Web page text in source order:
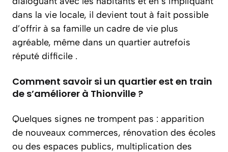
dans la vie locale, il devient tout à fait possible
d’offrir à sa famille un cadre de vie plus
agréable, même dans un quartier autrefois
réputé difficile .
Comment savoir si un quartier est en train
de s’améliorer à Thionville ?
Quelques signes ne trompent pas : apparition
de nouveaux commerces, rénovation des écoles
ou des espaces publics, multiplication des